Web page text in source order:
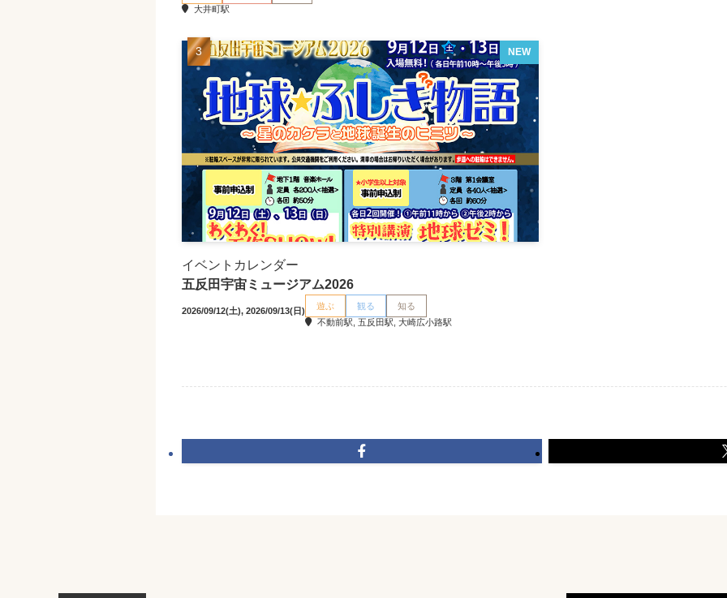
大井町駅
NEW
イベントカレンダー
五反田宇宙ミュージアム2026
2026/09/12(土), 2026/09/13(日) 遊ぶ 観る
知る
不動前駅, 五反田駅, 大崎広小路駅